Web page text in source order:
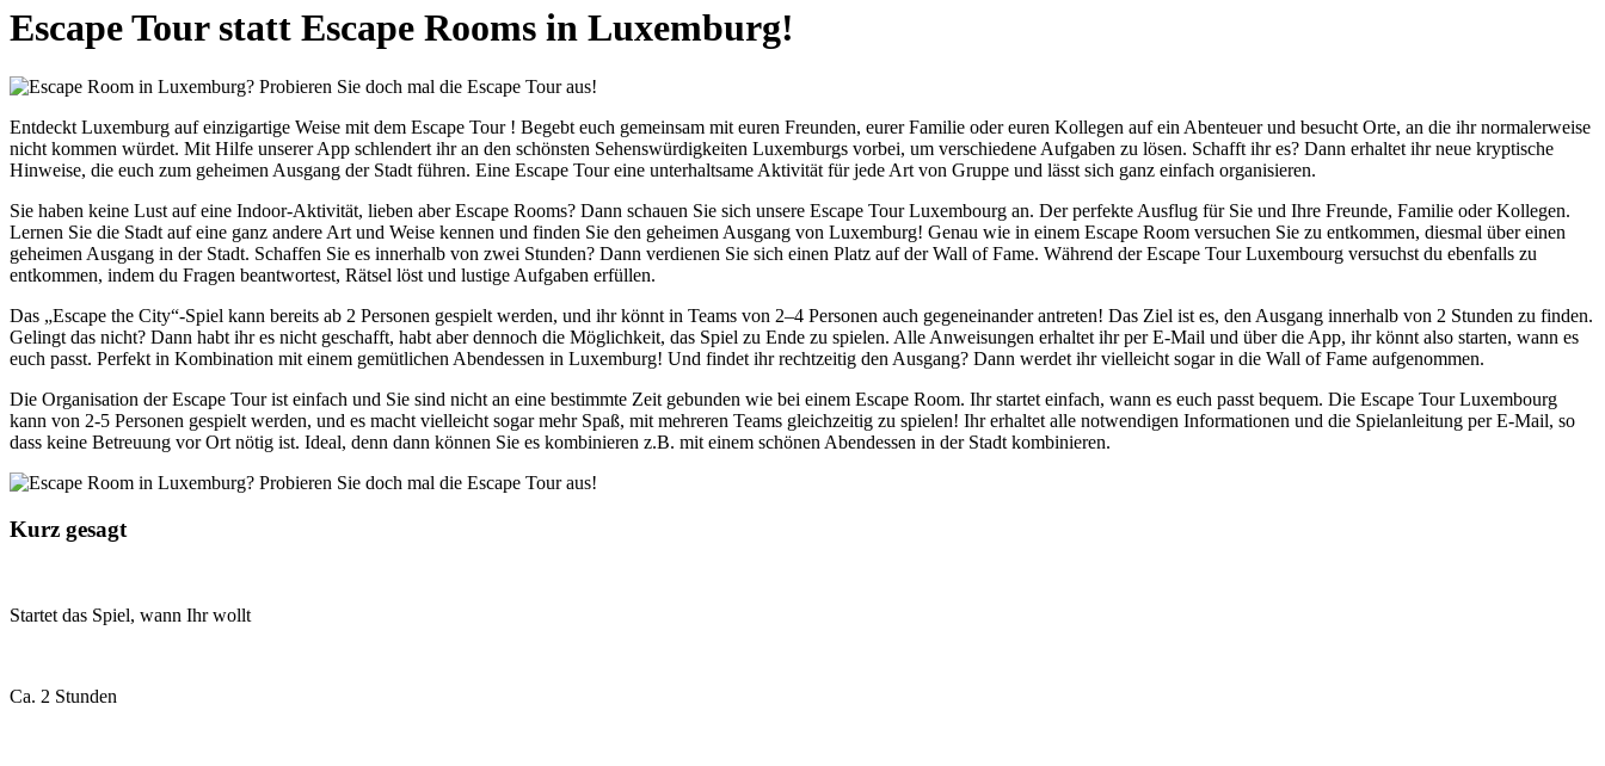
Escape Tour statt Escape Rooms in Luxemburg!
Entdeckt Luxemburg auf einzigartige Weise mit dem Escape Tour ! Begebt euch gemeinsam mit euren Freunden, eurer Familie oder euren Kollegen auf ein Abenteuer und besucht Orte, an die ihr normalerweise
nicht kommen würdet. Mit Hilfe unserer App schlendert ihr an den schönsten Sehenswürdigkeiten Luxemburgs vorbei, um verschiedene Aufgaben zu lösen. Schafft ihr es? Dann erhaltet ihr neue kryptische
Hinweise, die euch zum geheimen Ausgang der Stadt führen. Eine Escape Tour eine unterhaltsame Aktivität für jede Art von Gruppe und lässt sich ganz einfach organisieren.
Sie haben keine Lust auf eine Indoor-Aktivität, lieben aber Escape Rooms? Dann schauen Sie sich unsere Escape Tour Luxembourg an. Der perfekte Ausflug für Sie und Ihre Freunde, Familie oder Kollegen.
Lernen Sie die Stadt auf eine ganz andere Art und Weise kennen und finden Sie den geheimen Ausgang von Luxemburg! Genau wie in einem Escape Room versuchen Sie zu entkommen, diesmal über einen
geheimen Ausgang in der Stadt. Schaffen Sie es innerhalb von zwei Stunden? Dann verdienen Sie sich einen Platz auf der Wall of Fame. Während der Escape Tour Luxembourg versuchst du ebenfalls zu
entkommen, indem du Fragen beantwortest, Rätsel löst und lustige Aufgaben erfüllen.
Das „Escape the City“-Spiel kann bereits ab 2 Personen gespielt werden, und ihr könnt in Teams von 2–4 Personen auch gegeneinander antreten! Das Ziel ist es, den Ausgang innerhalb von 2 Stunden zu finden.
Gelingt das nicht? Dann habt ihr es nicht geschafft, habt aber dennoch die Möglichkeit, das Spiel zu Ende zu spielen. Alle Anweisungen erhaltet ihr per E-Mail und über die App, ihr könnt also starten, wann es
euch passt. Perfekt in Kombination mit einem gemütlichen Abendessen in Luxemburg! Und findet ihr rechtzeitig den Ausgang? Dann werdet ihr vielleicht sogar in die Wall of Fame aufgenommen.
Die Organisation der Escape Tour ist einfach und Sie sind nicht an eine bestimmte Zeit gebunden wie bei einem Escape Room. Ihr startet einfach, wann es euch passt bequem. Die Escape Tour Luxembourg
kann von 2-5 Personen gespielt werden, und es macht vielleicht sogar mehr Spaß, mit mehreren Teams gleichzeitig zu spielen! Ihr erhaltet alle notwendigen Informationen und die Spielanleitung per E-Mail, so
dass keine Betreuung vor Ort nötig ist. Ideal, denn dann können Sie es kombinieren z.B. mit einem schönen Abendessen in der Stadt kombinieren.
Kurz gesagt
Startet das Spiel, wann Ihr wollt
Ca. 2 Stunden